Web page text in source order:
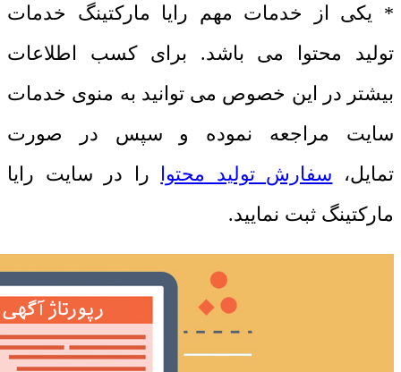
* یکی از خدمات مهم رایا مارکتینگ خدمات
تولید محتوا می باشد. برای کسب اطلاعات
بیشتر در این خصوص می توانید به منوی خدمات
سایت مراجعه نموده و سپس در صورت
تمایل، سفارش تولید محتوا را در سایت رایا
مارکتینگ ثبت نمایید.